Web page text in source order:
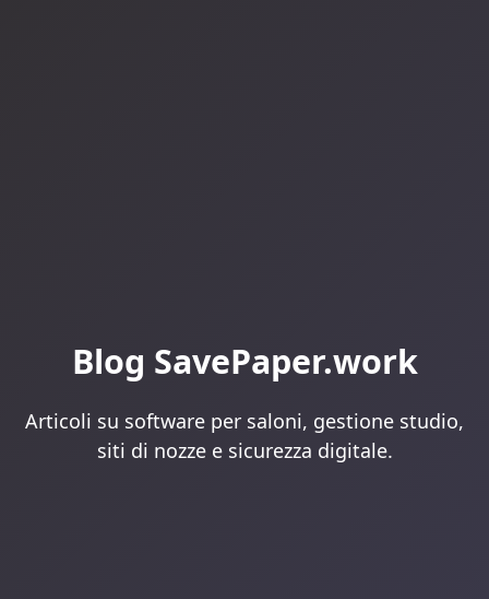
Blog SavePaper.work
Articoli su software per saloni, gestione studio,
siti di nozze e sicurezza digitale.